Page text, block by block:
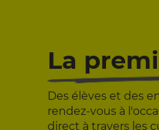
La
Des élèves et des
rendez-vous à
direct à travers les